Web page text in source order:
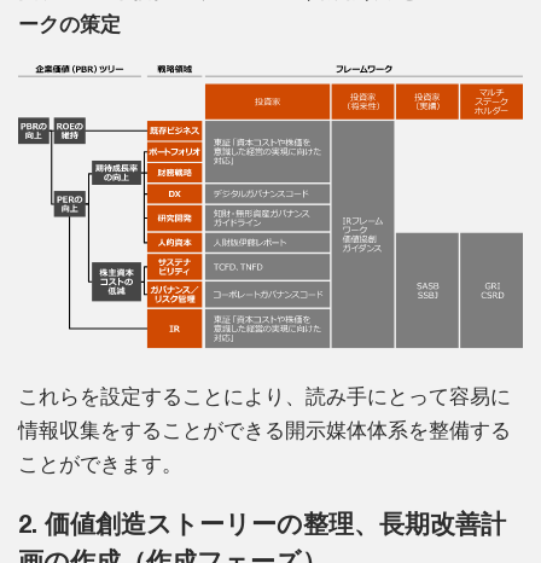
ークの策定
これらを設定することにより、読み手にとって容易に
情報収集をすることができる開示媒体体系を整備する
ことができます。
2. 価値創造ストーリーの整理、長期改善計